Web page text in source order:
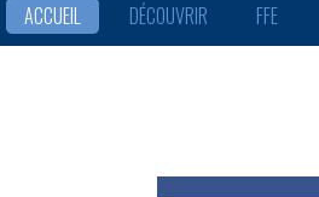
ACCUEIL DÉCOUVRIR FFE